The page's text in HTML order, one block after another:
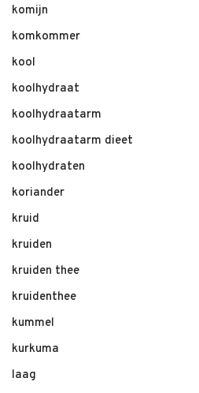
komijn
komkommer
kool
koolhydraat
koolhydraatarm
koolhydraatarm dieet
koolhydraten
koriander
kruid
kruiden
kruiden thee
kruidenthee
kummel
kurkuma
laag